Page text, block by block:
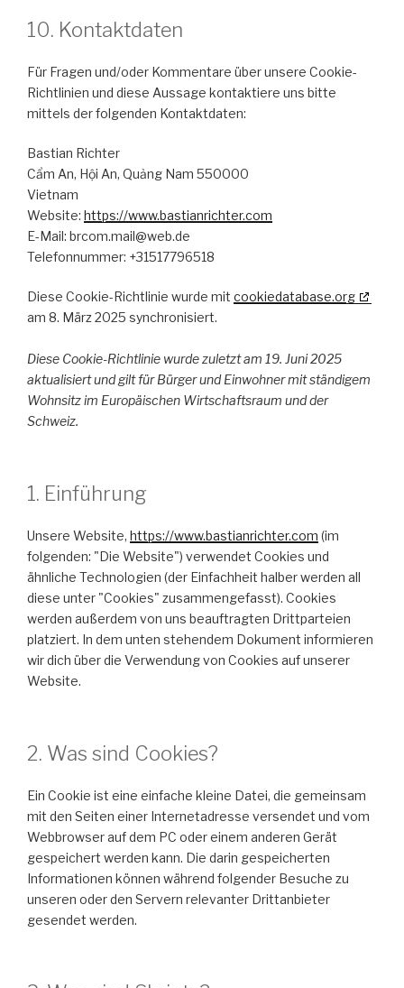
10. Kontaktdaten
Für Fragen und/oder Kommentare über unsere Cookie-
Richtlinien und diese Aussage kontaktiere uns bitte
mittels der folgenden Kontaktdaten:
Bastian Richter
Cẩm An, Hội An, Quảng Nam 550000
Vietnam
Website: https://www.bastianrichter.com
E-Mail: brcom.mail@web.de
Telefonnummer: +31517796518
Diese Cookie-Richtlinie wurde mit cookiedatabase.org
am 8. März 2025 synchronisiert.
Diese Cookie-Richtlinie wurde zuletzt am 19. Juni 2025
aktualisiert und gilt für Bürger und Einwohner mit ständigem
Wohnsitz im Europäischen Wirtschaftsraum und der
Schweiz.
1. Einführung
Unsere Website, https://www.bastianrichter.com (im
folgenden: "Die Website") verwendet Cookies und
ähnliche Technologien (der Einfachheit halber werden all
diese unter "Cookies" zusammengefasst). Cookies
werden außerdem von uns beauftragten Drittparteien
platziert. In dem unten stehendem Dokument informieren
wir dich über die Verwendung von Cookies auf unserer
Website.
2. Was sind Cookies?
Ein Cookie ist eine einfache kleine Datei, die gemeinsam
mit den Seiten einer Internetadresse versendet und vom
Webbrowser auf dem PC oder einem anderen Gerät
gespeichert werden kann. Die darin gespeicherten
Informationen können während folgender Besuche zu
unseren oder den Servern relevanter Drittanbieter
gesendet werden.